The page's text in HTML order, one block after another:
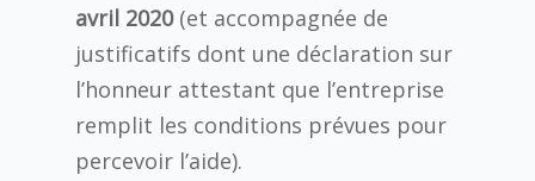
avril 2020 (et accompagnée de
justificatifs dont une déclaration sur
l’honneur attestant que l’entreprise
remplit les conditions prévues pour
percevoir l’aide).